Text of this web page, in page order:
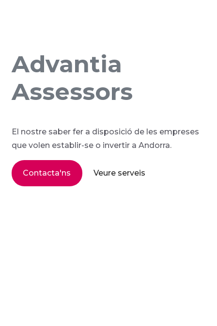
Advantia
Assessors
El nostre saber fer a disposició de les empreses
que volen establir-se o invertir a Andorra.
Contacta'ns Veure serveis